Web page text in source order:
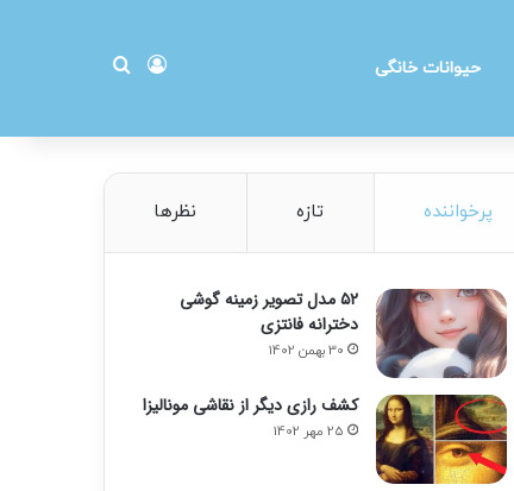
حیوانات خانگی ورود
پرخواننده تازه نظرها
۵۲ مدل تصویر زمینه گوشی
دخترانه فانتزی
30 بهمن 1402
کشف رازی دیگر از نقاشی مونالیزا
25 مهر 1402